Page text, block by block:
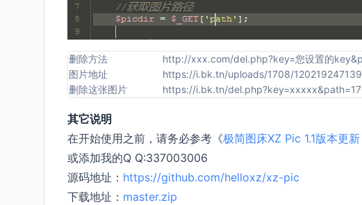
删除方法
http://xxx.com/del.php?key=您设置的
图片地址
https://i.bk.tn/uploads/1708/
删除这张图片
https://i.bk.tn/
其它说明
在开始使用之前，请务必参考《极简图床XZ Pic 1.1版本更
或添加我的Q Q:337003006
源码地址： https://github.com/helloxz/xz-pic
下载地址： master.zip